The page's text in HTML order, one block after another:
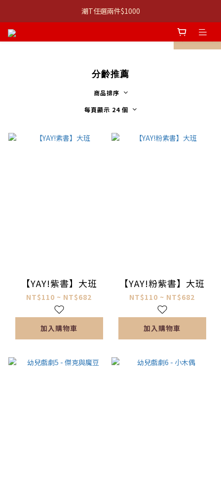
👚 經典 3 件組：⭐680 系列 T 恤 ＋ 口說課 ｜組合價 $1,999
潮T任選兩件$1000
👚 經典 3 件組：⭐680 系列 T 恤 ＋ 口說課 ｜組合價 $1,999
prev next
分齡推薦
商品排序
每頁顯示 24 個
【YAY!紫書】大班
NT$110 ~ NT$682
加入購物車
【YAY!粉紫書】大班
NT$110 ~ NT$682
加入購物車